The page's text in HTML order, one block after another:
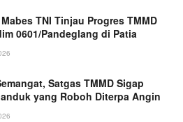
TNI Tinjau Progres TMMD
0601/Pandeglang di Patia
Satgas TMMD Sigap
yang Roboh Diterpa Angin